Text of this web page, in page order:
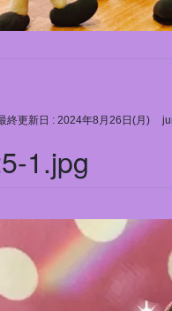
終更新日 : 2024年8月26日(月)
1.jpg